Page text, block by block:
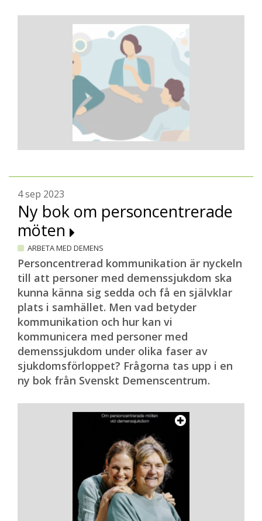
4 sep 2023
Ny bok om personcentrerade
möten
ARBETA MED DEMENS
Personcentrerad kommunikation är nyckeln
till att personer med demenssjukdom ska
kunna känna sig sedda och få en självklar
plats i samhället. Men vad betyder
kommunikation och hur kan vi
kommunicera med personer med
demenssjukdom under olika faser av
sjukdomsförloppet? Frågorna tas upp i en
ny bok från Svenskt Demenscentrum.